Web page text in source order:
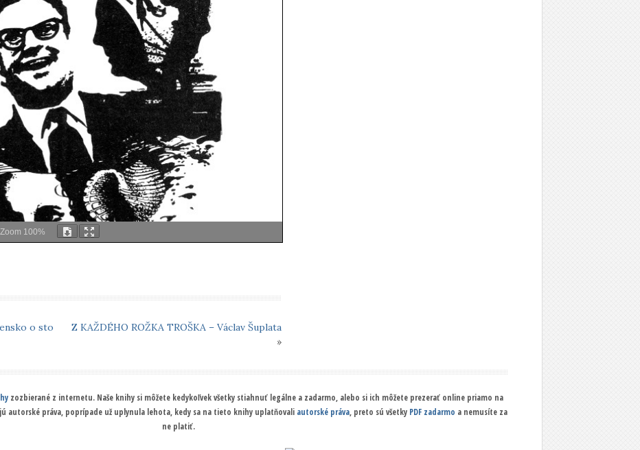
Zoom 100%
o sto
Z KAŽDÉHO ROŽKA TROŠKA – Václav Šuplata
»
zozbierané z internetu. Naše knihy si môžete kedykoľvek všetky stiahnuť legálne a zadarmo, alebo si ich môžete prezerať online priamo na
autorské práva, poprípade už uplynula lehota, kedy sa na tieto knihy uplatňovali autorské práva, preto sú všetky PDF zadarmo a nemusíte za
ne platiť.